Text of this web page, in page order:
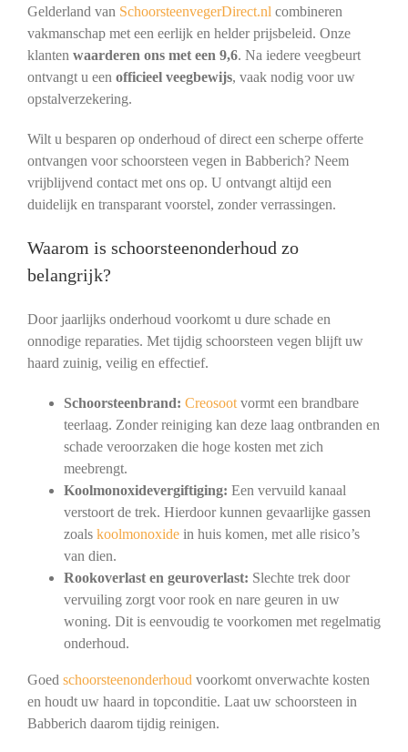
Gelderland van SchoorsteenvegerDirect.nl combineren
vakmanschap met een eerlijk en helder prijsbeleid. Onze
klanten waarderen ons met een 9,6. Na iedere veegbeurt
ontvangt u een officieel veegbewijs, vaak nodig voor uw
opstalverzekering.
Wilt u besparen op onderhoud of direct een scherpe offerte
ontvangen voor schoorsteen vegen in Babberich? Neem
vrijblijvend contact met ons op. U ontvangt altijd een
duidelijk en transparant voorstel, zonder verrassingen.
Waarom is schoorsteenonderhoud zo
belangrijk?
Door jaarlijks onderhoud voorkomt u dure schade en
onnodige reparaties. Met tijdig schoorsteen vegen blijft uw
haard zuinig, veilig en effectief.
Schoorsteenbrand: Creosootvormt een brandbare
teerlaag. Zonder reiniging kan deze laag ontbranden en
schade veroorzaken die hoge kosten met zich
meebrengt.
Koolmonoxidevergiftiging: Een vervuild kanaal
verstoort de trek. Hierdoor kunnen gevaarlijke gassen
zoals koolmonoxidein huis komen, met alle risico’s
van dien.
Rookoverlast en geuroverlast: Slechte trek door
vervuiling zorgt voor rook en nare geuren in uw
woning. Dit is eenvoudig te voorkomen met regelmatig
onderhoud.
Goed schoorsteenonderhoud voorkomt onverwachte kosten
en houdt uw haard in topconditie. Laat uw schoorsteen in
Babberich daarom tijdig reinigen.